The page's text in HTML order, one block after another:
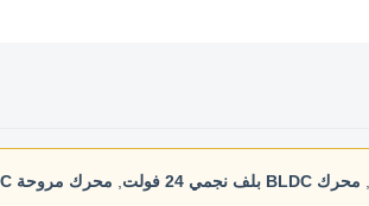
محرك BLDC بلف نجمي 24 فولت محرك مروحة BLDC بعمود واحد